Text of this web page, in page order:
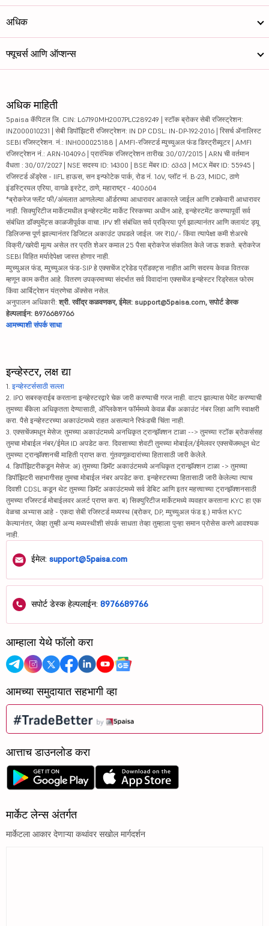
अधिक
फ्यूचर्स आणि ऑप्शन्स
अधिक माहिती
5paisa कॅपिटल लि. CIN: L67190MH2007PLC289249 | स्टॉक ब्रोकर सेबी रजिस्ट्रेशन:
INZ000010231 | सेबी डिपॉझिटरी रजिस्ट्रेशन: IN DP CDSL: IN-DP-192-2016 | रिसर्च ॲनालिस्ट
SEBI रजिस्ट्रेशन. नं.: INH000025188 | AMFI-रजिस्टर्ड म्युच्युअल फंड डिस्ट्रीब्यूटर | AMFI
रजिस्ट्रेशन नं.: ARN-104096 | प्रारंभिक रजिस्ट्रेशन तारीख: 30/07/2015 | ARN ची वर्तमान
वैधता : 30/07/2027 | NSE सदस्य ID: 14300 | BSE मेंबर ID: 6363 | MCX मेंबर ID: 55945 |
रजिस्टर्ड ॲड्रेस - IIFL हाऊस, सन इन्फोटेक पार्क, रोड नं. 16V, प्लॉट नं. B-23, MIDC, ठाणे
इंडस्ट्रियल एरिया, वागळे इस्टेट, ठाणे, महाराष्ट्र - 400604
*ब्रोकरेज फ्लॅट फी/अंमलात आणलेल्या ऑर्डरच्या आधारावर आकारले जाईल आणि टक्केवारी आधारावर
नाही. सिक्युरिटीज मार्केटमधील इन्व्हेस्टमेंट मार्केट रिस्कच्या अधीन आहे, इन्व्हेस्टमेंट करण्यापूर्वी सर्व
संबंधित डॉक्युमेंट्स काळजीपूर्वक वाचा. IPV शी संबंधित सर्व प्रक्रिया पूर्ण झाल्यानंतर आणि क्लायंट ड्यू
डिलिजन्स पूर्ण झाल्यानंतर डिजिटल अकाउंट उघडले जाईल. जर ₹10/- किंवा त्यापेक्षा कमी शेअरचे
विक्री/खरेदी मूल्य असेल तर प्रति शेअर कमाल 25 पैसा ब्रोकरेज संकलित केले जाऊ शकते. ब्रोकरेज
SEBI विहित मर्यादेपेक्षा जास्त होणार नाही.
म्युच्युअल फंड, म्युच्युअल फंड-SIP हे एक्सचेंज ट्रेडेड प्रॉडक्ट्स नाहीत आणि सदस्य केवळ वितरक
म्हणून काम करीत आहे. वितरण उपक्रमाच्या संदर्भात सर्व विवादांना एक्सचेंज इन्व्हेस्टर रिड्रेसल फोरम
किंवा आर्बिट्रेशन यंत्रणेचा ॲक्सेस नसेल.
अनुपालन अधिकारी: श्री. रवींद्र कळवणकर, ईमेल: support@5paisa.com, सपोर्ट डेस्क
हेल्पलाईन: 8976689766
आमच्याशी संपर्क साधा
इन्व्हेस्टर, लक्ष द्या
1. इन्व्हेस्टर्ससाठी सल्ला
2. IPO सबस्क्राईब करताना इन्व्हेस्टरद्वारे चेक जारी करण्याची गरज नाही. वाटप झाल्यास पेमेंट करण्याची
तुमच्या बँकेला अधिकृतता देण्यासाठी, ॲप्लिकेशन फॉर्ममध्ये केवळ बँक अकाउंट नंबर लिहा आणि स्वाक्षरी
करा. पैसे इन्व्हेस्टरच्या अकाउंटमध्ये राहत असल्याने रिफंडची चिंता नाही.
3. एक्सचेंजमधून मेसेज: तुमच्या अकाउंटमध्ये अनधिकृत ट्रान्झॅक्शन टाळा --> तुमच्या स्टॉक ब्रोकर्ससह
तुमचा मोबाईल नंबर/ईमेल ID अपडेट करा. दिवसाच्या शेवटी तुमच्या मोबाईल/ईमेलवर एक्सचेंजमधून थेट
तुमच्या ट्रान्झॅक्शनची माहिती प्राप्त करा. गुंतवणूकदारांच्या हितासाठी जारी केलेले.
4. डिपॉझिटरीकडून मेसेज: अ) तुमच्या डिमॅट अकाउंटमध्ये अनधिकृत ट्रान्झॅक्शन टाळा -> तुमच्या
डिपॉझिटरी सहभागीसह तुमचा मोबाईल नंबर अपडेट करा. इन्व्हेस्टरच्या हितासाठी जारी केलेल्या त्याच
दिवशी CDSL कडून थेट तुमच्या डिमॅट अकाउंटमध्ये सर्व डेबिट आणि इतर महत्त्वाच्या ट्रान्झॅक्शनसाठी
तुमच्या रजिस्टर्ड मोबाईलवर अलर्ट प्राप्त करा. ब) सिक्युरिटीज मार्केटमध्ये व्यवहार करताना KYC हा एक
वेळचा अभ्यास आहे - एकदा सेबी रजिस्टर्ड मध्यस्थ (ब्रोकर, DP, म्युच्युअल फंड इ.) मार्फत KYC
केल्यानंतर, जेव्हा तुम्ही अन्य मध्यस्थीशी संपर्क साधता तेव्हा तुम्हाला पुन्हा समान प्रोसेस करणे आवश्यक
नाही.
ईमेल: support@5paisa.com
सपोर्ट डेस्क हेल्पलाईन: 8976689766
आम्हाला येथे फॉलो करा
आमच्या समुदायात सहभागी व्हा
आत्ताच डाउनलोड करा
मार्केट लेन्स अंतर्गत
मार्केटला आकार देणाऱ्या कथांवर सखोल मार्गदर्शन